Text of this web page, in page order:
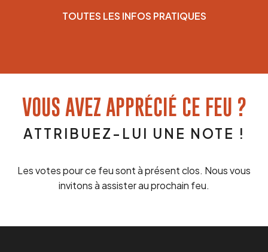
TOUTES LES INFOS PRATIQUES
VOUS AVEZ APPRÉCIÉ CE FEU ?
ATTRIBUEZ-LUI UNE NOTE !
Les votes pour ce feu sont à présent clos. Nous vous
invitons à assister au prochain feu.